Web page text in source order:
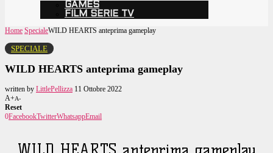
GAMES
FILM SERIE TV
Home SpecialeWILD HEARTS anteprima gameplay
SPECIALE
WILD HEARTS anteprima gameplay
written by LittlePellizza 11 Ottobre 2022
A+A-
Reset
0FacebookTwitterWhatsappEmail